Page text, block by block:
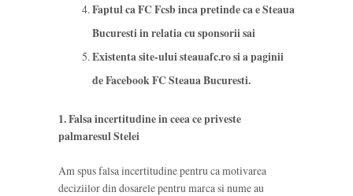
Faptul ca FC Fcsb inca pretinde ca e Steaua
Bucuresti in relatia cu sponsorii sai
Existenta site-ului steauafc.ro si a paginii
de Facebook FC Steaua Bucuresti.
1. Falsa incertitudine in ceea ce priveste
palmaresul Stelei
Am spus falsa incertitudine pentru ca motivarea
deciziilor din dosarele pentru marca si nume au